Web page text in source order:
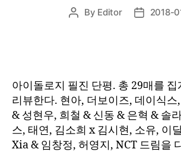
Post
By Editor
Post2018-
아이돌로지 필진 단평. 총 29매를
리뷰한다. 현아, 더보이즈, 데이식스
& 성현우, 희철 & 신동 & 은혁 & 솔
스, 태연, 김소희 x 김시현, 소유, 이
Xia & 임창정, 허영지, NCT 드림을